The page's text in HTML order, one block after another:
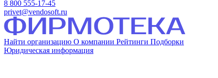
8 800 555-17-45
privet@vendosoft.ru
Найти организацию О компании Рейтинги Подборки
Юридическая информация